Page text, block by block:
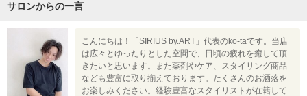
サロンからの一言
こんにちは！「SIRIUS by.ART」代表のko-taです。当店
は広々とゆったりとした空間で、日頃の疲れを癒して頂
きたいと思います。また薬剤やケア、スタイリング商品
なども豊富に取り揃えております。たくさんのお洒落を
お楽しみください。経験豊富なスタイリストが在籍して